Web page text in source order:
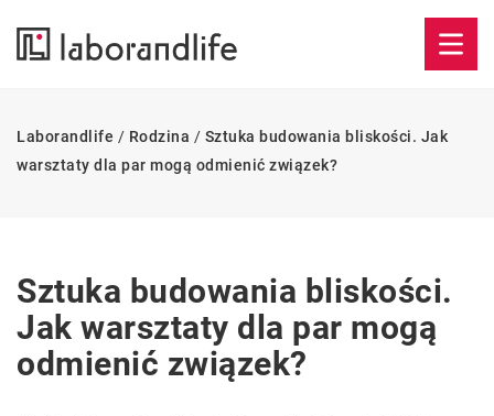
Laborandlife / Rodzina / Sztuka budowania bliskości. Jak
warsztaty dla par mogą odmienić związek?
Sztuka budowania bliskości.
Jak warsztaty dla par mogą
odmienić związek?